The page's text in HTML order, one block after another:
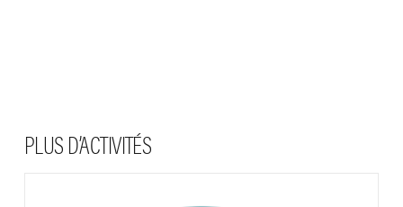
PLUS D’ACTIVITÉS